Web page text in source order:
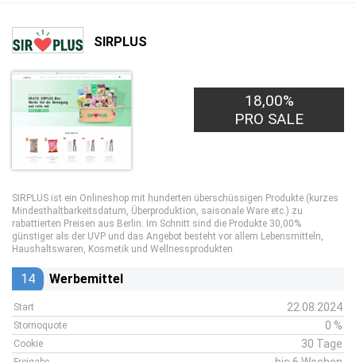
SIRPLUS
18,00%
PRO SALE
SIRPLUS ist ein Onlineshop mit hunderten überschüssigen Produkte (kurzes
Mindesthaltbarkeitsdatum, Überproduktion, saisonale Ware etc.) zu
rabattierten Preisen aus Berlin. Im Schnitt sind die Produkte 30,00%
günstiger als der UVP und das Angebot besteht vor allem Lebensmitteln,
Haushaltswaren, Kosmetik und Wellnessprodukten
14 Werbemittel
Start 22.08.2024
Stornoquote 0 %
Cookie 30 Tage